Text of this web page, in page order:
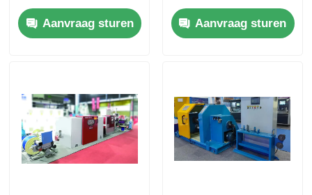
touchscreen
bediening
Aanvraag sturen
spanningsbalansysteem
Aanvraag sturen